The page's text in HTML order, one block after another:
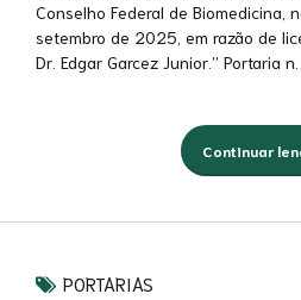
Conselho Federal de Biomedicina,
setembro de 2025, em razão de
Dr. Edgar Garcez Junior.” Portaria
Continuar
PORTARIAS